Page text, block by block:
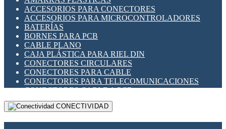
INDICADORES PARA PANEL
INTERFACES DE RELÉ
INTERRUPTORES FIN DE CARRERA
LLAVES CONMUTADORAS
MEDIDORES DE ENERGÍA Y TC'S DE CORRIENTE
MOTORES PASO A PASO
PANTALLAS HMI
PLC -CONTROLADORES LÓGICO PROGRAMABLES
PROGRAMADORES DE HORARIO
RELÉS DE PROTECCIÓN
SENSORES CAPACITIVOS
ACCESORIOS PARA CONECTORES
ACCESORIOS PARA MICROCONTROLADORES
BATERÍAS
BORNES PARA PCB
CABLE PLANO
CAJA PLÁSTICA PARA RIEL DIN
CONECTORES CIRCULARES
CONECTORES PARA CABLE
CONECTORES PARA TELECOMUNICACIONES
CONECTORES CABLE A PCB
CONECTORES PCB A CABLE
DIP SWITCHESCONECTIVIDAD